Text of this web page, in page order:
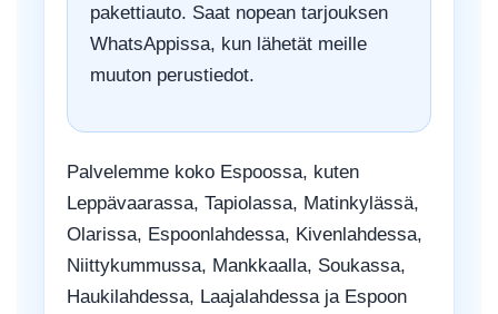
pakettiauto. Saat nopean tarjouksen
WhatsAppissa, kun lähetät meille
muuton perustiedot.
Palvelemme koko Espoossa, kuten
Leppävaarassa, Tapiolassa, Matinkylässä,
Olarissa, Espoonlahdessa, Kivenlahdessa,
Niittykummussa, Mankkaalla, Soukassa,
Haukilahdessa, Laajalahdessa ja Espoon